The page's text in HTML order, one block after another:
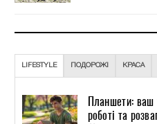
LIFESTYLE ПОДОРОЖІ КРАСА
Планшети: ваш
роботі та